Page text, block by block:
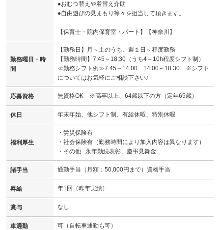
●おむつ替えや着替え介助
●自由遊びの見まもり等々を担当して頂きます。
【保育士・院内保育室・パート】【神奈川】
勤務曜日・時
間
【勤務日】月～土のうち、週１日～程度勤務
【勤務時間】7:45～18:30（うち4～10h程度シフト制）
≪勤務シフト例≫7:45～14:00 14:00～18:30 ※シフト
についてはお気軽にご相談下さい♪
応募資格 無資格OK ※高卒以上、64歳以下の方（定年65歳）
休日 年末年始、他シフト制、有給休暇、特別休暇
福利厚生
・労災保険有
・社会保険有（勤務時間により加入内容は異なります）
・その他...永年勤続表彰、慶弔見舞金
諸手当 通勤手当（月額：50,000円まで）資格手当
昇給 年1回（昨年実績）
賞与 なし
車通勤 可（自転車通勤も可）